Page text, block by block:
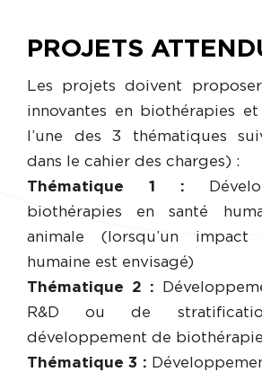
PROJETS
Les projets doivent
innovantes en biothérapies et
l’une des 3 thématiques
dans le cahier des charges) :
Thématique 1 :
biothérapies en santé
animale (lorsqu’un
humaine est envisagé)
Thématique 2 :
R&D ou de
développement de
Thématique 3 :